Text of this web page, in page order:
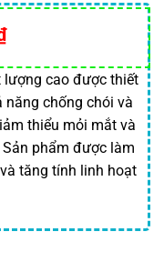
₫.
Giá
hiện
tại
là:
73,999 ₫.
lượng cao được thiết
năng chống chói và
thiểu mỏi mắt và
phẩm được làm
tăng tính linh hoạt